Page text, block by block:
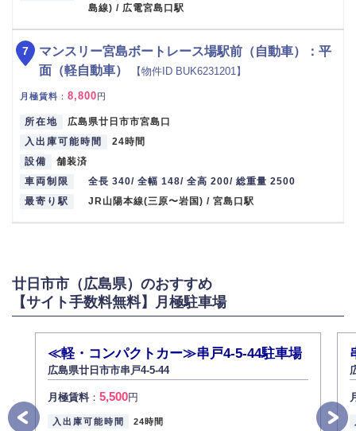
島線) / 広電宮島口駅
マンスリー宮島ボートレース場駅前（自動車）：平
面（軽自動車）
【物件ID BUK6231201】
月極賃料 ： 8,800 円
所在地
広島県廿日市市宮島口
入出庫可能時間
24時間
設備
舗装済
車両制限
全長 340/ 全幅 148/ 全高 200/ 総重量 2500
最寄り駅
JR山陽本線(三原〜岩国) / 宮島口駅
7
廿日市市（広島県）のおすすめ
【サイト手数料無料】月極駐車場
≪軽・コンパクトカー≫串戸4-5-44駐車場
広島県廿日市市串戸4-5-44
月極賃料： 5,500円
入出庫可能時間 24時間